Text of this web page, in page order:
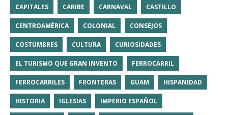
CAPITALES CARIBE CARNAVAL CASTILLO
CENTROAMÉRICA COLONIAL CONSEJOS
COSTUMBRES CULTURA CURIOSIDADES
EL TURISMO QUE GRAN INVENTO FERROCARRIL
FERROCARRILES FRONTERAS GUAM HISPANIDAD
HISTORIA IGLESIAS IMPERIO ESPAÑOL